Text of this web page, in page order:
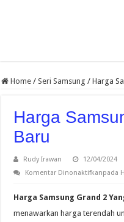
Home / Seri Samsung / Harga
Harga
Baru
Rudy Irawan 12/04/2024
Komentar Dinonaktifkanpada
Harga Samsung Grand 2
menawarkan harga terendah